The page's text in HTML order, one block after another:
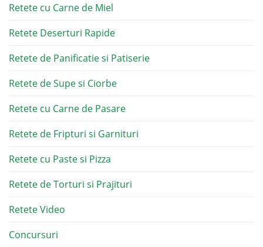
Retete cu Carne de Miel
Retete Deserturi Rapide
Retete de Panificatie si Patiserie
Retete de Supe si Ciorbe
Retete cu Carne de Pasare
Retete de Fripturi si Garnituri
Retete cu Paste si Pizza
Retete de Torturi si Prajituri
Retete Video
Concursuri